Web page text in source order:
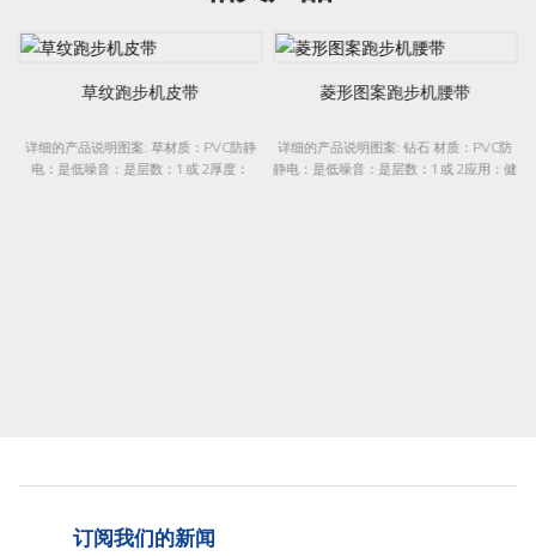
草纹跑步机皮带
详细的产品说明图案: 草材质：PVC防静
电：是低噪音：是层数：1 或 2厚度：
菱形图案跑步机腰带
详细的产品说明图案: 钻石 材质：PVC防
静电：是低噪音：是层数：1 或 2应用：健
订阅我们的新闻